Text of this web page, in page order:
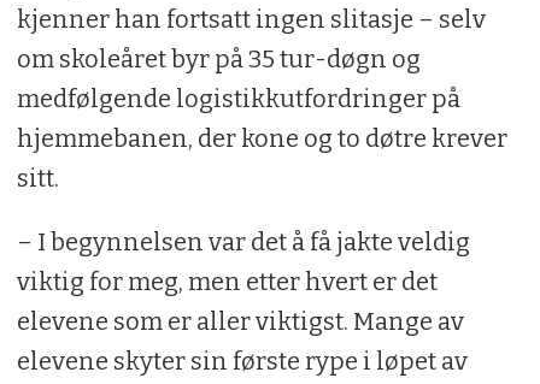
kjenner han fortsatt ingen slitasje – selv
om skoleåret byr på 35 tur-døgn og
medfølgende logistikkutfordringer på
hjemmebanen, der kone og to døtre krever
sitt.
– I begynnelsen var det å få jakte veldig
viktig for meg, men etter hvert er det
elevene som er aller viktigst. Mange av
elevene skyter sin første rype i løpet av